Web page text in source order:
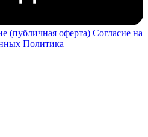
(публичная оферта) Согласие на
Политика